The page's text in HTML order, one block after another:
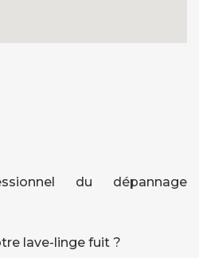
du dépannage
lave-linge fuit ?